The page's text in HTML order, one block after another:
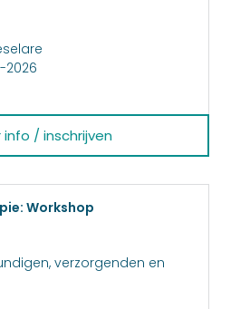
2026
/ inschrijven
Workshop
verzorgenden en